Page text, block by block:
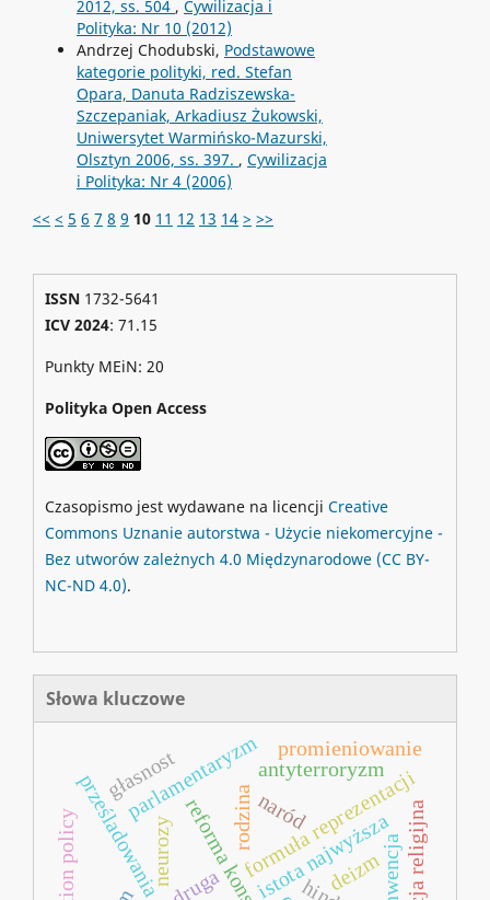
2012, ss. 504 , Cywilizacja i
Polityka: Nr 10 (2012)
Andrzej Chodubski, Podstawowe
kategorie polityki, red. Stefan
Opara, Danuta Radziszewska-
Szczepaniak, Arkadiusz Żukowski,
Uniwersytet Warmińsko-Mazurski,
Olsztyn 2006, ss. 397. , Cywilizacja
i Polityka: Nr 4 (2006)
<< < 5 6 7 8 9 10 11 12 13 14 > >>
ISSN1732-5641
ICV 2024: 71.15
Punkty MEiN: 20
Polityka Open Access
Czasopismo jest wydawane na licencji Creative
Commons Uznanie autorstwa - Użycie niekomercyjne -
Bez utworów zależnych 4.0 Międzynarodowe (CC BY-
NC-ND 4.0).
Słowa kluczowe
rodzinaistota najwyższa
formuła reprezentacji
parlamentaryzm
prześladowania
antyterroryzm
konwencja
deizm
głasnost
neurozy
naród
promieniowanie